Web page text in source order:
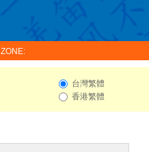
ZONE:
台灣繁體
香港繁體